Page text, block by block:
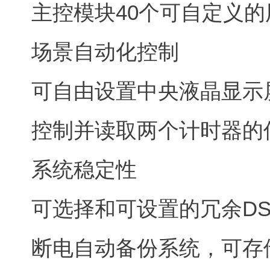
主控模块40个可自定义
场景自动化控制
可自由设置中央液晶显
控制并读取两个计时器的
系统稳定性
可选择和可设置的冗余
断电自动备份系统，可